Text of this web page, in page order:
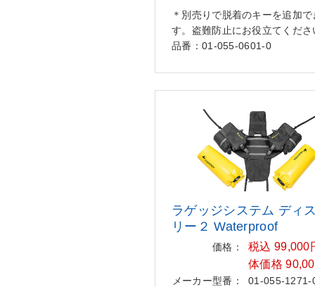
＊別売りで脱着のキーを追加で
す。盗難防止にお役立てくださ
品番：01-055-0601-0
ラゲッジシステム ディ
リー ２ Waterproof
価格：
税込 99,000
体価格
メーカー型番：
01-055-1271-